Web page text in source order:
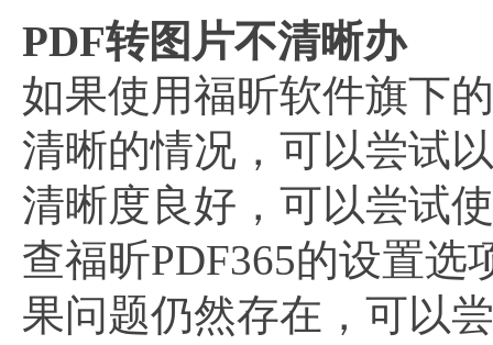
PDF转图片不清晰办
如果使用福昕软件旗下
清晰的情况，可以尝试
清晰度良好，可以尝试
查福昕PDF365的设置
果问题仍然存在，可以